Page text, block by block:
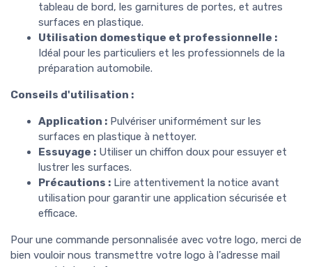
tableau de bord, les garnitures de portes, et autres
surfaces en plastique.
Utilisation domestique et professionnelle :
Idéal pour les particuliers et les professionnels de la
préparation automobile.
Conseils d'utilisation :
Application : Pulvériser uniformément sur les
surfaces en plastique à nettoyer.
Essuyage : Utiliser un chiffon doux pour essuyer et
lustrer les surfaces.
Précautions : Lire attentivement la notice avant
utilisation pour garantir une application sécurisée et
efficace.
Pour une commande personnalisée avec votre logo, merci de
bien vouloir nous transmettre votre logo à l'adresse mail